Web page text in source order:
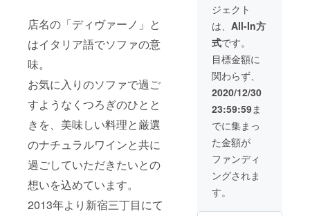
店名の「ディヴァーノ」と
はイタリア語でソファの意
味。
お気に入りのソファで過ご
すようなくつろぎのひとと
きを、美味しい料理と厳選
のナチュラルワインと共に
過ごしていただきたいとの
想いを込めています。
2013年より新宿三丁目にて
ジェクト
は、 All-In方
式です。
目標金額に
関わらず、
2020/12/30
23:59:59ま
でに集まっ
た金額が
ファンディ
ングされま
す。